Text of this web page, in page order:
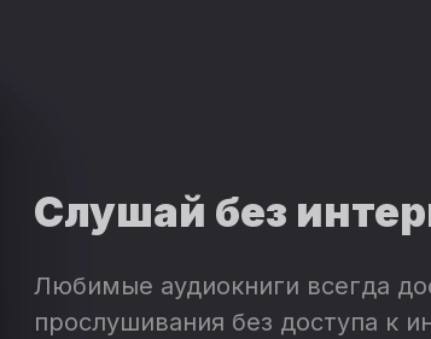
Слушай без
Любимые аудиокниги всегда
прослушивания без доступа к